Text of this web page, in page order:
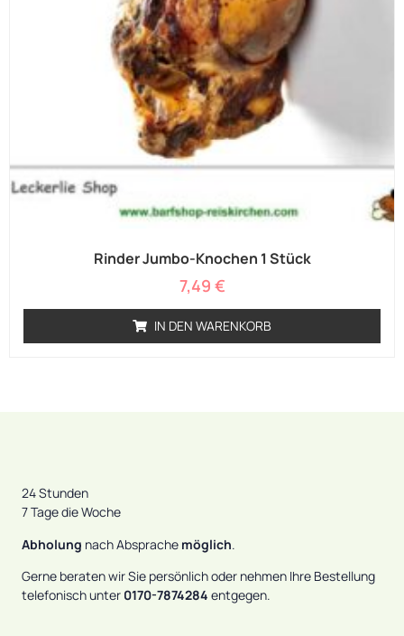
Rinder Jumbo-Knochen 1 Stück
7,49 €
IN DEN WARENKORB
24 Stunden
7 Tage die Woche
Abholung nach Absprache möglich.
Gerne beraten wir Sie persönlich oder nehmen Ihre Bestellung
telefonisch unter 0170-7874284 entgegen.